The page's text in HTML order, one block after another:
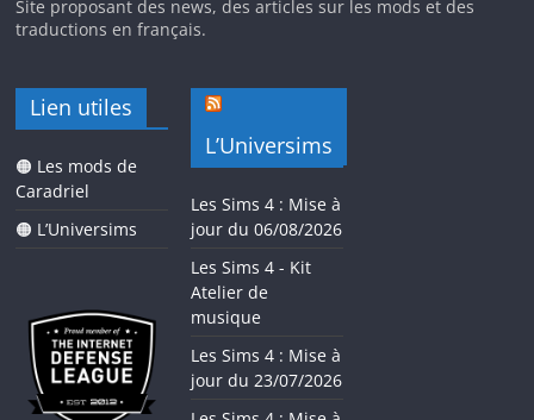
Site proposant des news, des articles sur les mods et des
traductions en français.
Lien utiles
🟠 Les mods de
Caradriel
🟠 L’Universims
L’Universims
Les Sims 4 : Mise à
jour du 06/08/2026
Les Sims 4 - Kit
Atelier de
musique
Les Sims 4 : Mise à
jour du 23/07/2026